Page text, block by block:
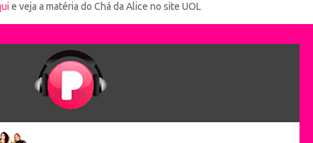
e veja a matéria do Chá da Alice no site UOL